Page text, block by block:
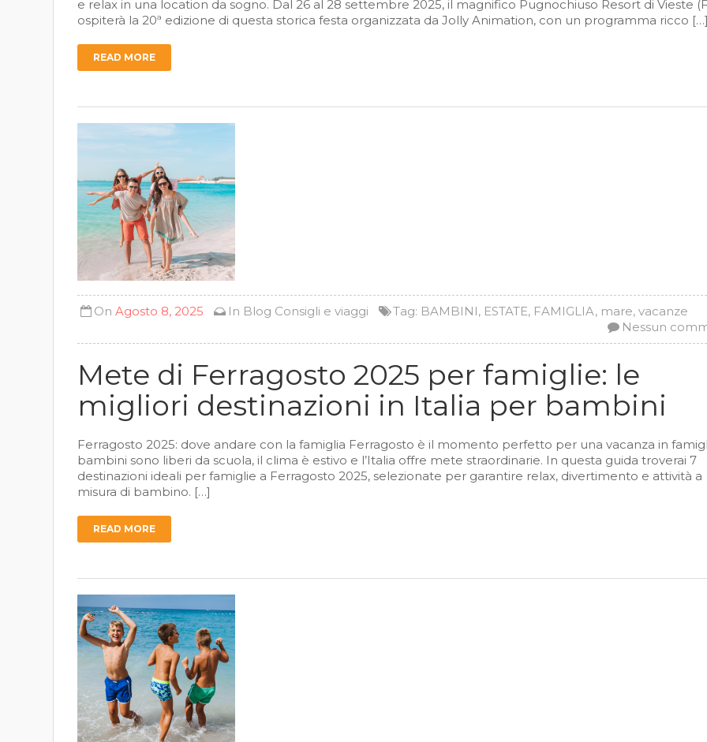
e relax in una location da sogno. Dal 26 al 28 settembre 2025, il magnifico Pugnochiuso Resort di Vieste
ospiterà la 20ª edizione di questa storica festa organizzata da Jolly Animation, con un programma ricco […]
READ MORE
OnAgosto 8, 2025 In Blog Consigli e viaggi Tag: BAMBINI, ESTATE, FAMIGLIA, mare,vacanze
Nessun
Mete di Ferragosto 2025 per famiglie: le
migliori destinazioni in Italia per bambini
Ferragosto 2025: dove andare con la famiglia Ferragosto è il momento perfetto per una vacanza in
bambini sono liberi da scuola, il clima è estivo e l’Italia offre mete straordinarie. In questa guida troverai 7
destinazioni ideali per famiglie a Ferragosto 2025, selezionate per garantire relax, divertimento e attività a
misura di bambino. […]
READ MORE